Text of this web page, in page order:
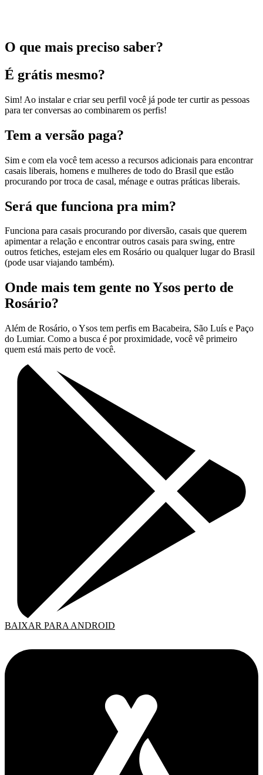
O que mais preciso saber?
É grátis mesmo?
Sim! Ao instalar e criar seu perfil você já pode ter curtir as pessoas
para ter conversas ao combinarem os perfis!
Tem a versão paga?
Sim e com ela você tem acesso a recursos adicionais para encontrar
casais liberais, homens e mulheres de todo do Brasil que estão
procurando por troca de casal, ménage e outras práticas liberais.
Será que funciona pra mim?
Funciona para casais procurando por diversão, casais que querem
apimentar a relação e encontrar outros casais para swing, entre
outros fetiches, estejam eles em Rosário ou qualquer lugar do Brasil
(pode usar viajando também).
Onde mais tem gente no Ysos perto de
Rosário?
Além de Rosário, o Ysos tem perfis em Bacabeira, São Luís e Paço
do Lumiar. Como a busca é por proximidade, você vê primeiro
quem está mais perto de você.
BAIXAR PARA ANDROID